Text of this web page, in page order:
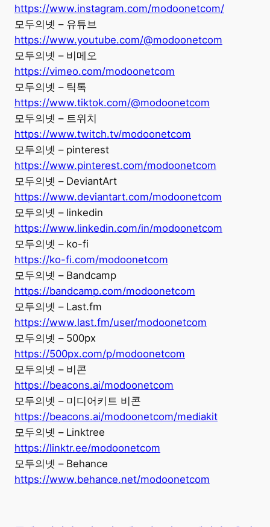
https://www.instagram.com/modoonetcom/
모두의넷 – 유튜브
https://www.youtube.com/@modoonetcom
모두의넷 – 비메오
https://vimeo.com/modoonetcom
모두의넷 – 틱톡
https://www.tiktok.com/@modoonetcom
모두의넷 – 트위치
https://www.twitch.tv/modoonetcom
모두의넷 – pinterest
https://www.pinterest.com/modoonetcom
모두의넷 – DeviantArt
https://www.deviantart.com/modoonetcom
모두의넷 – linkedin
https://www.linkedin.com/in/modoonetcom
모두의넷 – ko-fi
https://ko-fi.com/modoonetcom
모두의넷 – Bandcamp
https://bandcamp.com/modoonetcom
모두의넷 – Last.fm
https://www.last.fm/user/modoonetcom
모두의넷 – 500px
https://500px.com/p/modoonetcom
모두의넷 – 비콘
https://beacons.ai/modoonetcom
모두의넷 – 미디어키트 비콘
https://beacons.ai/modoonetcom/mediakit
모두의넷 – Linktree
https://linktr.ee/modoonetcom
모두의넷 – Behance
https://www.behance.net/modoonetcom